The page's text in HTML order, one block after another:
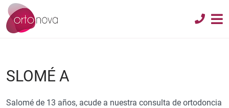
SLOMÉ A
Salomé de 13 años, acude a nuestra consulta de ortodoncia